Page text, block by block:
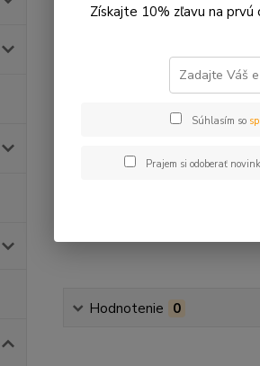
Hodnotenie 0
Získajte 10% zľavu na
Súhlasím so
Prajem si odoberať